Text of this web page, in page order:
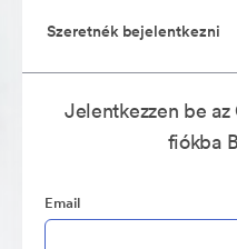
Szeretnék bejelentkezni
Jelentkezzen be
fiókba
Email